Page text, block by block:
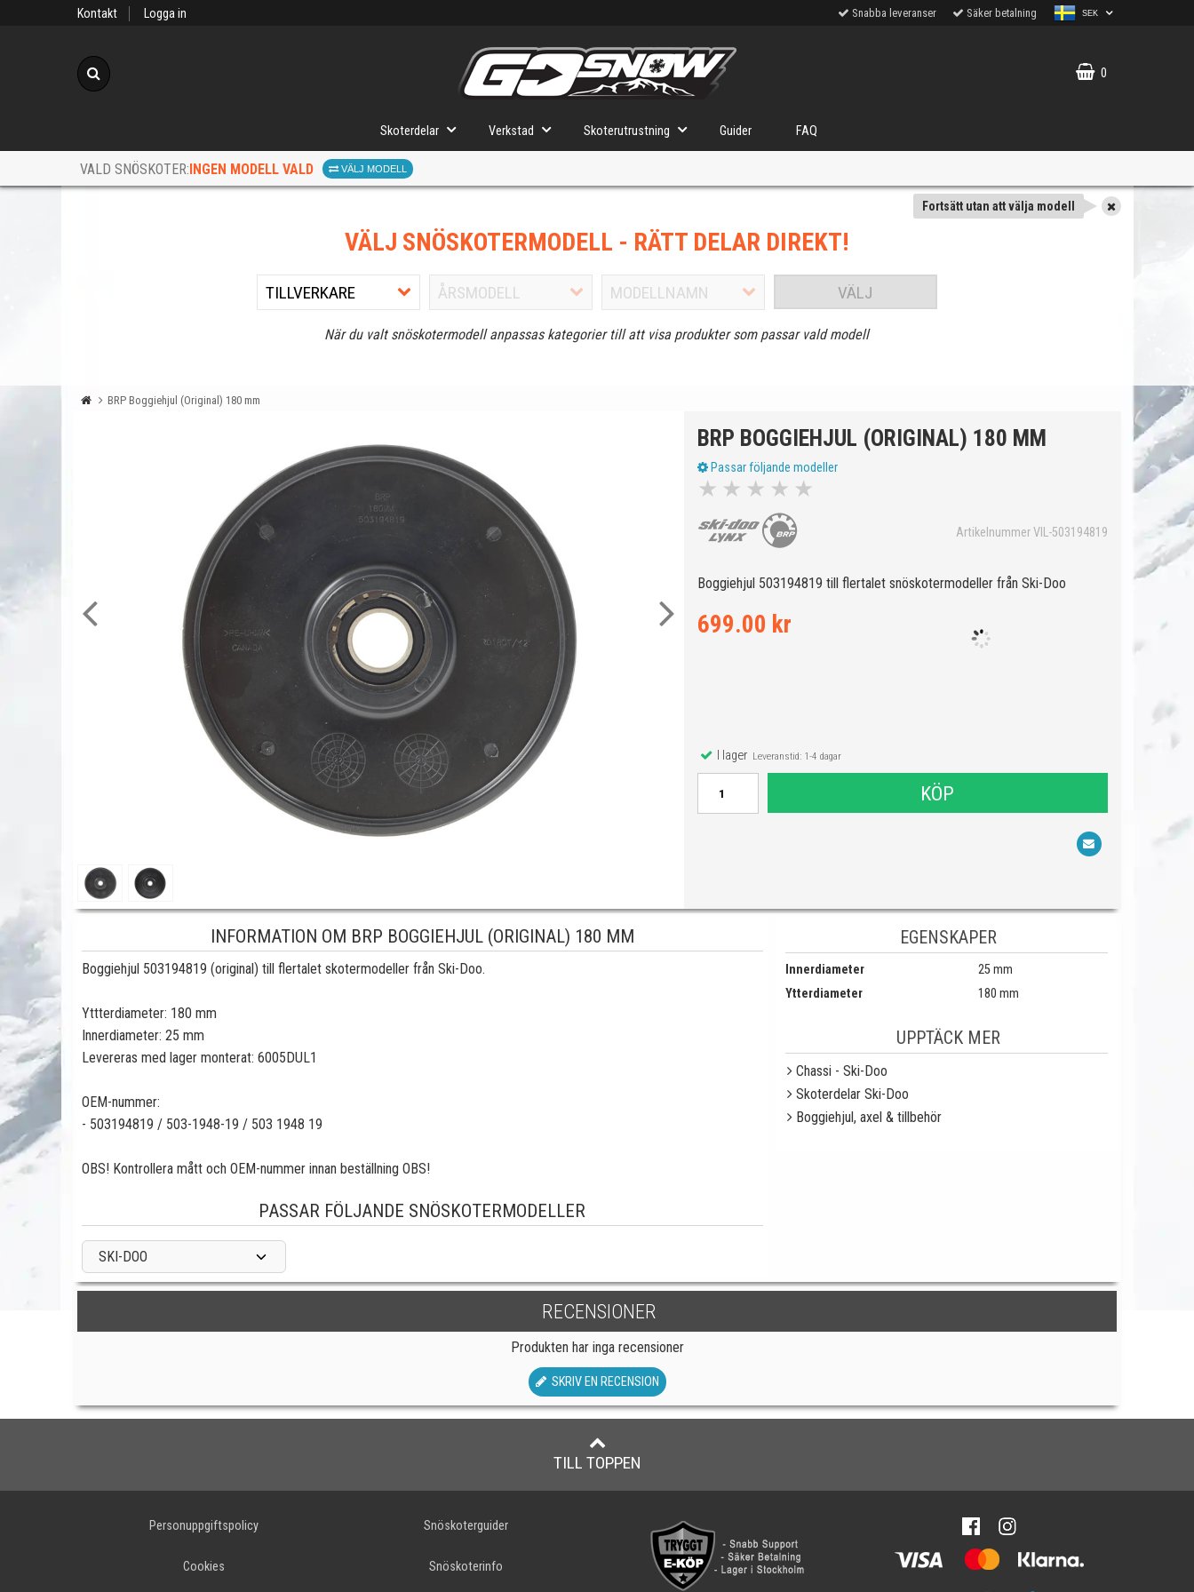
Kontakt Logga in Snabba leveranser Säker betalning SEK
0
Skoterdelar Verkstad Skoterutrustning Guider FAQ
VALD SNÖSKOTER:INGEN MODELL VALD VÄLJ MODELL
Fortsätt utan att välja modell
VÄLJ SNÖSKOTERMODELL - RÄTT DELAR DIREKT!
VÄLJ
När du valt snöskotermodell anpassas kategorier till att visa produkter som passar vald modell
BRP Boggiehjul (Original) 180 mm
BRP BOGGIEHJUL (ORIGINAL) 180 MM
Passar följande modeller
★ ★ ★ ★ ★
Artikelnummer VIL-503194819
Boggiehjul 503194819 till flertalet snöskotermodeller från Ski-Doo
699.00 kr
I lagerLeveranstid: 1-4 dagar
KÖP
INFORMATION OM BRP BOGGIEHJUL (ORIGINAL) 180 MM
Boggiehjul 503194819 (original) till flertalet skotermodeller från Ski-Doo.
Yttterdiameter: 180 mm
Innerdiameter: 25 mm
Levereras med lager monterat: 6005DUL1
OEM-nummer:
- 503194819 / 503-1948-19 / 503 1948 19
OBS! Kontrollera mått och OEM-nummer innan beställning OBS!
PASSAR FÖLJANDE SNÖSKOTERMODELLER
SKI-DOO
EGENSKAPER
Innerdiameter
25 mm
Ytterdiameter
180 mm
UPPTÄCK MER
Chassi - Ski-Doo
Skoterdelar Ski-Doo
Boggiehjul, axel & tillbehör
RECENSIONER
Produkten har inga recensioner
SKRIV EN RECENSION
TILL TOPPEN
Personuppgiftspolicy
Cookies
Snöskoterguider
Snöskoterinfo